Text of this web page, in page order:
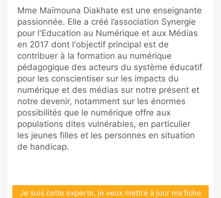
Mme Maïmouna Diakhate est une enseignante
passionnée. Elle a créé l’association Synergie
pour l'Education au Numérique et aux Médias
en 2017 dont l'objectif principal est de
contribuer à la formation au numérique
pédagogique des acteurs du système éducatif
pour les conscientiser sur les impacts du
numérique et des médias sur notre présent et
notre devenir, notamment sur les énormes
possibilités que le numérique offre aux
populations dites vulnérables, en particulier
les jeunes filles et les personnes en situation
de handicap.
Je suis cette experte, je veux mettre à jour ma fiche